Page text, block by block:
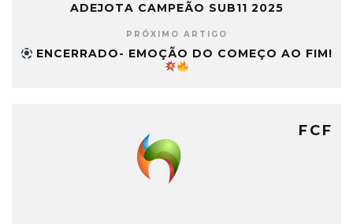
ADEJOTA CAMPEÃO SUB11 2025
PRÓXIMO ARTIGO
ENCERRADO- EMOÇÃO DO COMEÇO AO FIM!
FCF